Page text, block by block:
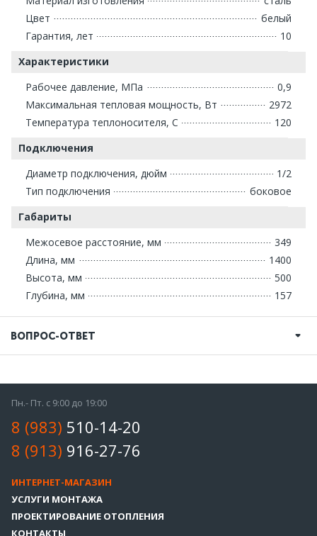
Цвет
белый
Гарантия, лет
10
Характеристики
Рабочее давление, МПа
0,9
Максимальная тепловая мощность, Вт
2972
Температура теплоносителя, С
120
Подключения
Диаметр подключения, дюйм
1/2
Тип подключения
боковое
Габариты
Межосевое расстояние, мм
349
Длина, мм
1400
Высота, мм
500
Глубина, мм
157
ВОПРОС-ОТВЕТ
Пн.- Пт. с 9:00 до 19:00
8 (983) 510-14-20
8 (913) 916-27-76
ИНТЕРНЕТ-МАГАЗИН
УСЛУГИ МОНТАЖА
ПРОЕКТИРОВАНИЕ ОТОПЛЕНИЯ
КОНТАКТЫ